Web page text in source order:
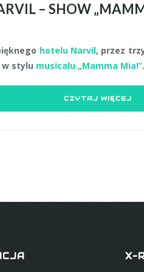
– SHOW
hotelu Narvil, przez
w stylu musicalu „Mamma Mia!”.
CZYTAJ WIĘCEJ
X-